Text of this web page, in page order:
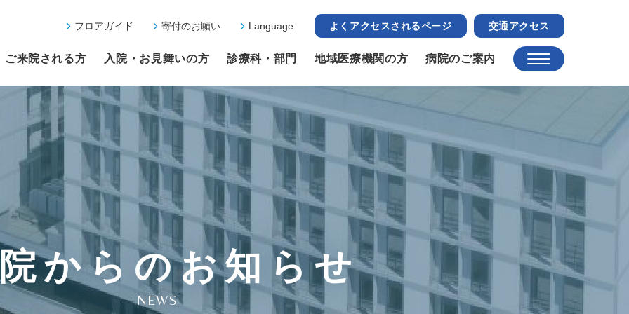
フロアガイド 寄付のお願い Language よくアクセスされるページ 交通アクセス
ご来院される方 入院・お見舞いの方 診療科・部門 地域医療機関の方 病院のご案内
からのお知らせ
NEWS